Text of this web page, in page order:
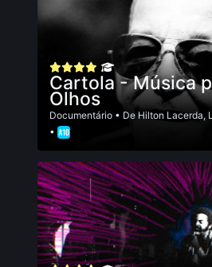
Cartola - Música
Olhos
Documentário • De Hilton Lacerda,
•